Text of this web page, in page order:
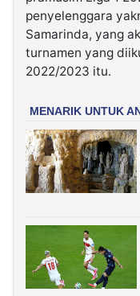
penyelenggara
Samarinda, yang
turnamen yang
2022/2023 itu.